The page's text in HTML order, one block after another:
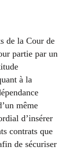
de la Cour de
partie par un
à la
même
d’insérer
contrats que
de sécuriser